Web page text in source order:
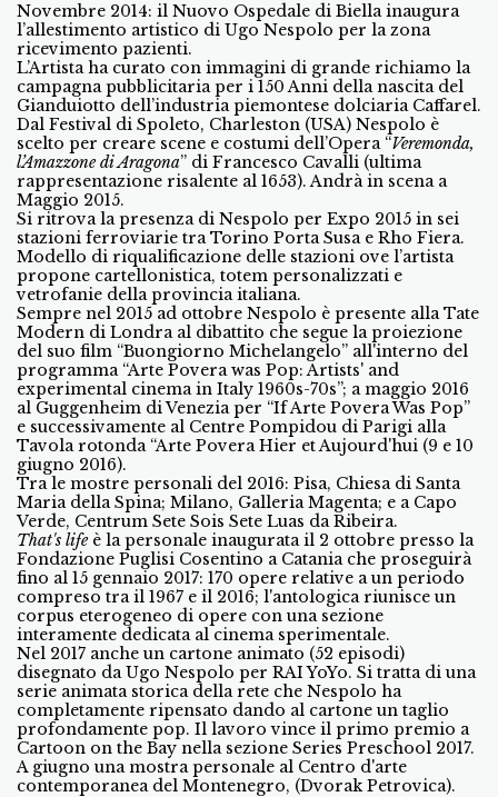
Novembre 2014: il Nuovo Ospedale di Biella inaugura
l’allestimento artistico di Ugo Nespolo per la zona
ricevimento pazienti.
L’Artista ha curato con immagini di grande richiamo la
campagna pubblicitaria per i 150 Anni della nascita del
Gianduiotto dell’industria piemontese dolciaria Caffarel.
Dal Festival di Spoleto, Charleston (USA) Nespolo è
scelto per creare scene e costumi dell’Opera “Veremonda,
l’Amazzone di Aragona” di Francesco Cavalli (ultima
rappresentazione risalente al 1653). Andrà in scena a
Maggio 2015.
Si ritrova la presenza di Nespolo per Expo 2015 in sei
stazioni ferroviarie tra Torino Porta Susa e Rho Fiera.
Modello di riqualificazione delle stazioni ove l’artista
propone cartellonistica, totem personalizzati e
vetrofanie della provincia italiana.
Sempre nel 2015 ad ottobre Nespolo è presente alla Tate
Modern di Londra al dibattito che segue la proiezione
del suo film “Buongiorno Michelangelo” all'interno del
programma “Arte Povera was Pop: Artists' and
experimental cinema in Italy 1960s-70s”; a maggio 2016
al Guggenheim di Venezia per “If Arte Povera Was Pop”
e successivamente al Centre Pompidou di Parigi alla
Tavola rotonda “Arte Povera Hier et Aujourd'hui (9 e 10
giugno 2016).
Tra le mostre personali del 2016: Pisa, Chiesa di Santa
Maria della Spina; Milano, Galleria Magenta; e a Capo
Verde, Centrum Sete Sois Sete Luas da Ribeira.
That's lifeè la personale inaugurata il 2 ottobre presso la
Fondazione Puglisi Cosentino a Catania che proseguirà
fino al 15 gennaio 2017: 170 opere relative a un periodo
compreso tra il 1967 e il 2016; l'antologica riunisce un
corpus eterogeneo di opere con una sezione
interamente dedicata al cinema sperimentale.
Nel 2017 anche un cartone animato (52 episodi)
disegnato da Ugo Nespolo per RAI YoYo. Si tratta di una
serie animata storica della rete che Nespolo ha
completamente ripensato dando al cartone un taglio
profondamente pop. Il lavoro vince il primo premio a
Cartoon on the Bay nella sezione Series Preschool 2017.
A giugno una mostra personale al Centro d'arte
contemporanea del Montenegro, (Dvorak Petrovica).